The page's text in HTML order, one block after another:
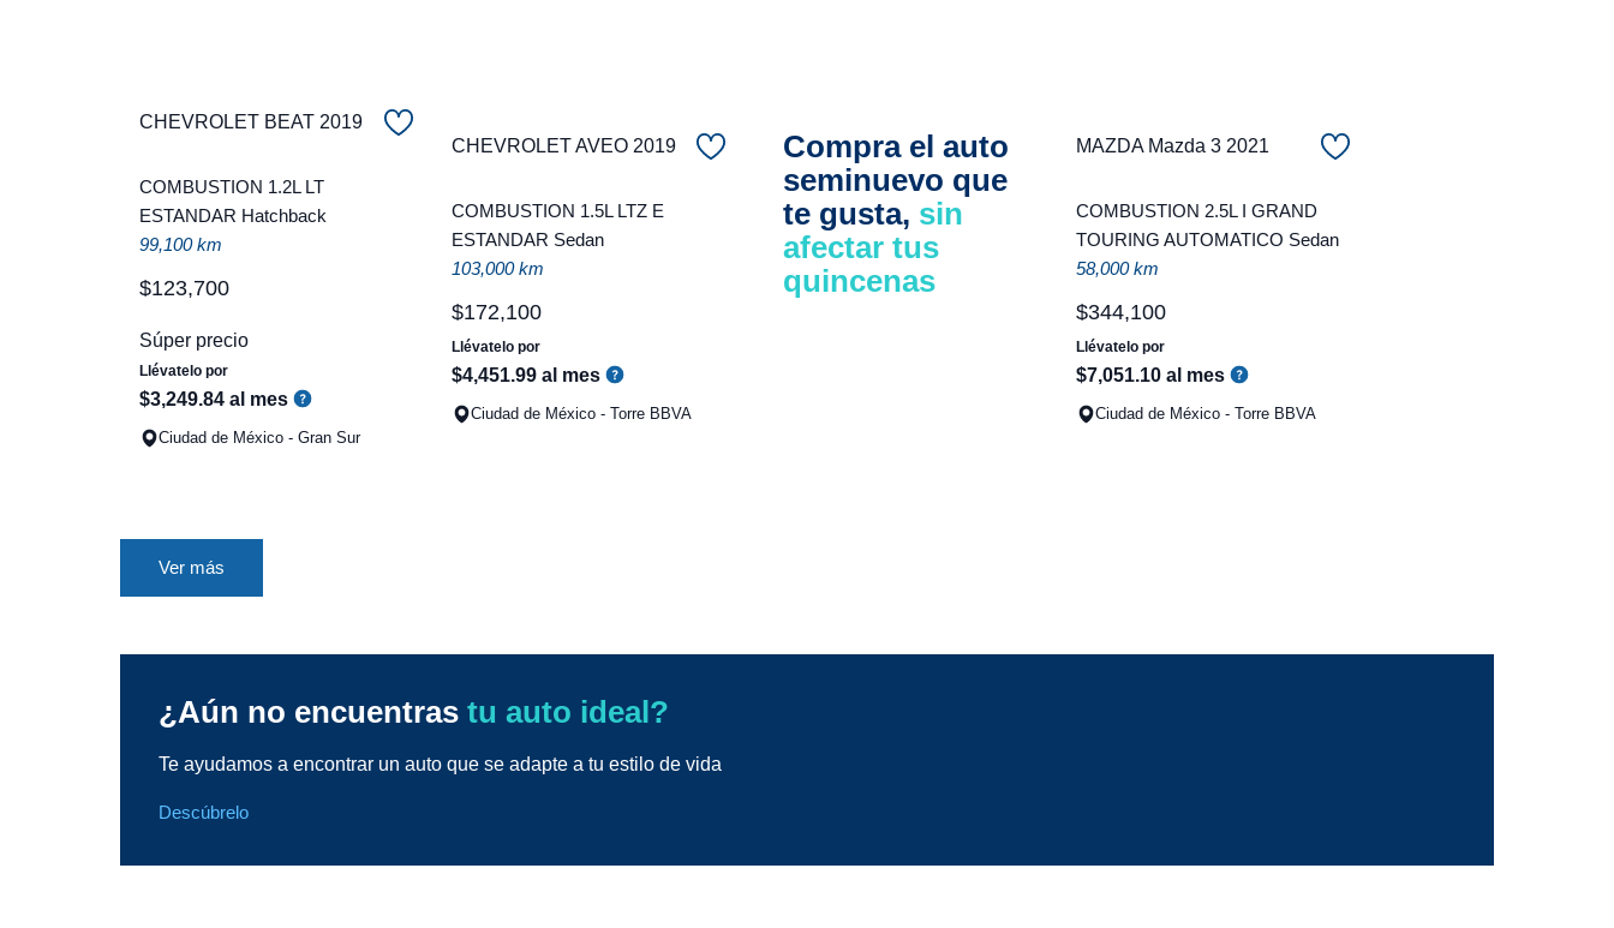
CHEVROLET BEAT 2019
COMBUSTION 1.2L LT
ESTANDAR Hatchback
99,100 km
$123,700
Súper precio
Llévatelo por
$3,249.84 al mes
Ciudad de México - Gran Sur
CHEVROLET AVEO 2019
COMBUSTION 1.5L LTZ E
ESTANDAR Sedan
103,000 km
$172,100
Llévatelo por
$4,451.99 al mes
Ciudad de México - Torre BBVA
Compra el auto
seminuevo que
te gusta, sin
afectar tus
quincenas
MAZDA Mazda 3 2021
COMBUSTION 2.5L I GRAND
TOURING AUTOMATICO Sedan
58,000 km
$344,100
Llévatelo por
$7,051.10 al mes
Ciudad de México - Torre BBVA
Ver más
¿Aún no encuentras tu auto ideal?
Te ayudamos a encontrar un auto que se adapte a tu estilo de vida
Descúbrelo